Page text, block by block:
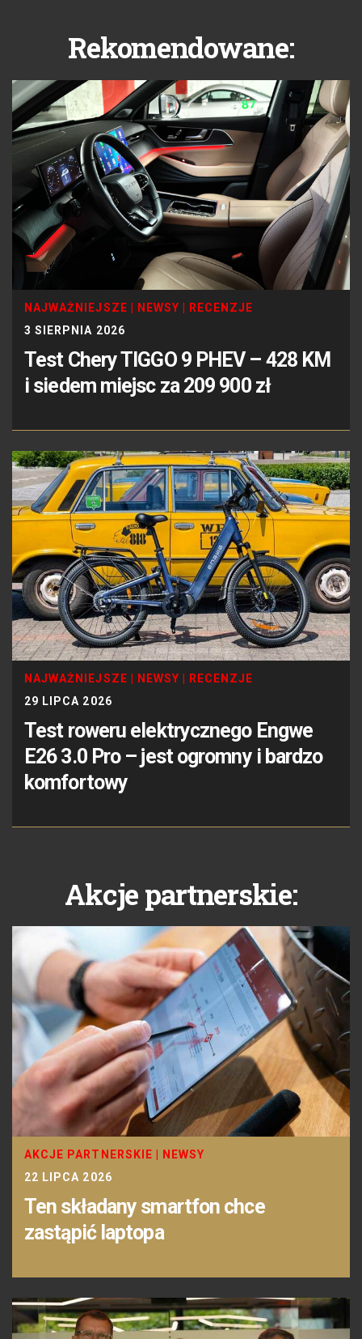
Rekomendowane:
NAJWAŻNIEJSZE NEWSY
RECENZJE
3 SIERPNIA 2026
Test Chery TIGGO 9 PHEV – 428 KM
i siedem miejsc za 209 900 zł
NAJWAŻNIEJSZE NEWSY
RECENZJE
29 LIPCA 2026
Test roweru elektrycznego Engwe
E26 3.0 Pro – jest ogromny i bardzo
komfortowy
Akcje partnerskie:
AKCJE PARTNERSKIE
NEWSY
22 LIPCA 2026
Ten składany smartfon chce
zastąpić laptopa